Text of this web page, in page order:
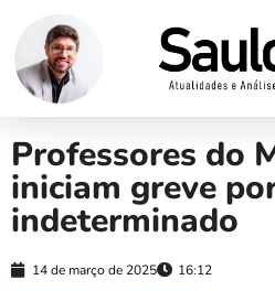
Professores do
iniciam greve
indeterminado
14 de março de 2025 16:12